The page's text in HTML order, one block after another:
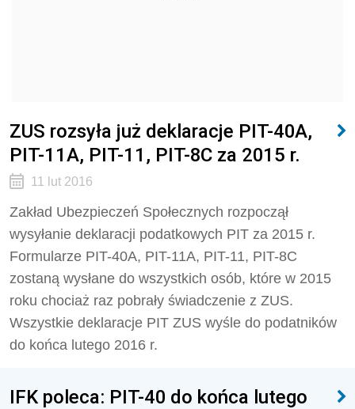
ZUS rozsyła już deklaracje PIT-40A,
PIT-11A, PIT-11, PIT-8C za 2015 r.
11 lut 2016
Zakład Ubezpieczeń Społecznych rozpoczął
wysyłanie deklaracji podatkowych PIT za 2015 r.
Formularze PIT-40A, PIT-11A, PIT-11, PIT-8C
zostaną wysłane do wszystkich osób, które w 2015
roku chociaż raz pobrały świadczenie z ZUS.
Wszystkie deklaracje PIT ZUS wyśle do podatników
do końca lutego 2016 r.
IFK poleca: PIT-40 do końca lutego